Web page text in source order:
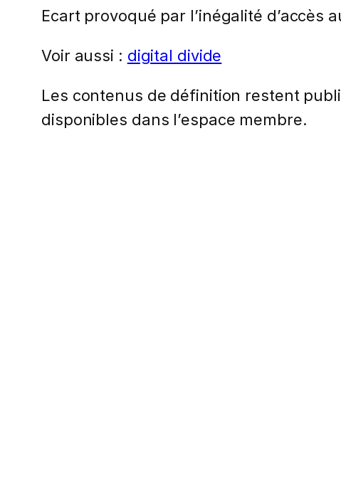
Ecart provoqué par l’inégalité d’accès
Voir aussi : digital divide
Les contenus de définition restent
disponibles dans l’espace membre.